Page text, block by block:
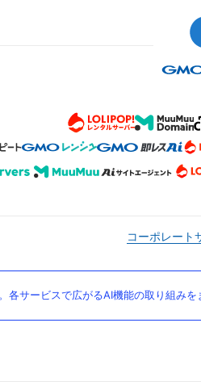
コーポレート
サービスで広がるAI機能の取り組みを